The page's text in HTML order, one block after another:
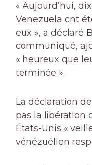
« Aujourd’hui,
Venezuela ont
eux », a déclaré
communiqué,
« heureux que
terminée ».
La déclaration
pas la libération
États-Unis «
vénézuélien